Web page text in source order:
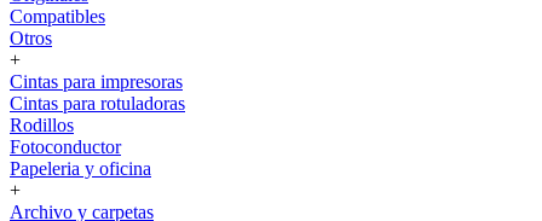
Compatibles
Otros
+
Cintas para impresoras
Cintas para rotuladoras
Rodillos
Fotoconductor
Papeleria y oficina
+
Archivo y carpetas